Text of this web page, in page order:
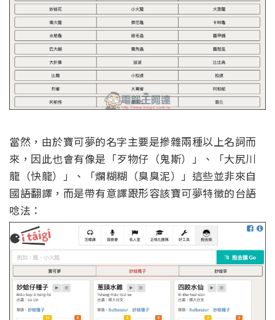
當然，由於寶可夢的名字主要是摻雜兩種以上名詞而
來，因此也會有像是「歹物仔（鬼斯）」、「大尻川
龍（快龍）」、「爛糊糊（臭臭泥）」這些並非來自
國語翻譯，而是帶有意譯跟形容該寶可夢特徵的台語
唸法：